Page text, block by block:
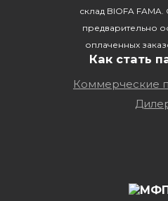
склад BIOFA
предварительно
оплаченных
Как стать
Коммерческие